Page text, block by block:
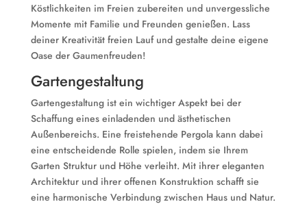
Köstlichkeiten im Freien zubereiten und unvergessliche
Momente mit Familie und Freunden genießen. Lass
deiner Kreativität freien Lauf und gestalte deine eigene
Oase der Gaumenfreuden!
Gartengestaltung
Gartengestaltung ist ein wichtiger Aspekt bei der
Schaffung eines einladenden und ästhetischen
Außenbereichs. Eine freistehende Pergola kann dabei
eine entscheidende Rolle spielen, indem sie Ihrem
Garten Struktur und Höhe verleiht. Mit ihrer eleganten
Architektur und ihrer offenen Konstruktion schafft sie
eine harmonische Verbindung zwischen Haus und Natur.